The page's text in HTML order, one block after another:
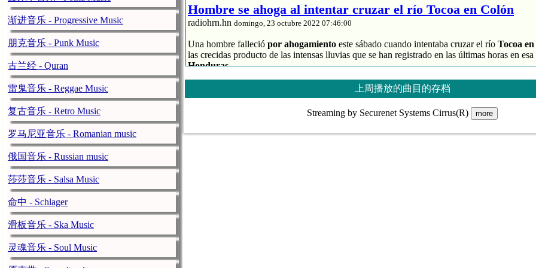
渐进音乐 - Progressive Music
朋克音乐 - Punk Music
古兰经 - Quran
雷鬼音乐 - Reggae Music
复古音乐 - Retro Music
罗马尼亚音乐 - Romanian music
俄国音乐 - Russian music
莎莎音乐 - Salsa Music
命中 - Schlager
滑板音乐 - Ska Music
灵魂音乐 - Soul Music
Hombre se ahoga al intentar cruzar el río Tocoa en Colón
radiohrn.hn domingo, 23 octubre 2022 07:46:00
Una hombre falleció por ahogamiento este sábado cuando intentaba cruzar el río Tocoa
las crecidas producto de las intensas lluvias que se han registrado en las últimas horas en esa
Honduras.
Francisco Arévaloquien en este momento está
familiares.
Hombre muere aplastado por una pared y otro resulta herido en una
上周播放的曲目的存档
Streaming by Securenet Systems Cirrus(R) more